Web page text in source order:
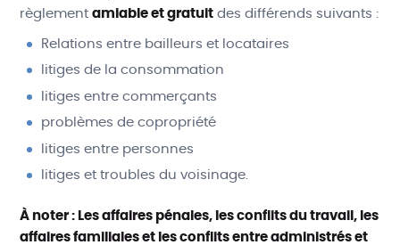
règlementamiable et gratuit des différends suivants :
Relations entre bailleurs et locataires
litiges de la consommation
litiges entre commerçants
problèmes de copropriété
litiges entre personnes
litiges et troubles du voisinage.
À noter : Les affaires pénales, les conflits du travail, les
affaires familiales et les conflits entre administrés et